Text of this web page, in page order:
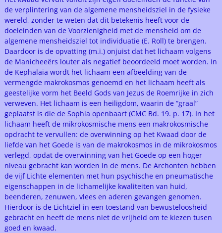
de verplintering van de algemene mensheidsziel in de fysieke
wereld, zonder te weten dat dit betekenis heeft voor de
doeleinden van de Voorzienigheid met de mensheid om de
algemene mensheidsziel tot individuatie (E. Roll) te brengen.
Daardoor is de opvatting (m.i.) onjuist dat het lichaam volgens
de Manicheeërs louter als negatief beoordeeld moet worden. In
de Kephalaia wordt het lichaam een afbeelding van de
vermengde makrokosmos genoemd en het lichaam heeft als
geestelijke vorm het Beeld Gods van Jezus de Roemrijke in zich
verweven. Het lichaam is een heiligdom, waarin de “graal”
geplaatst is die de Sophia openbaart (CMC Bd. 19. p. 17). In het
lichaam heeft de mikrokosmische mens een makrokosmische
opdracht te vervullen: de overwinning op het Kwaad door de
liefde van het Goede is van de makrokosmos in de mikrokosmos
verlegd, opdat de overwinning van het Goede op een hoger
niveau gebracht kan worden in de mens. De Archonten hebben
de vijf Lichte elementen met hun psychische en pneumatische
eigenschappen in de lichamelijke kwaliteiten van huid,
beenderen, zenuwen, vlees en aderen gevangen genomen.
Hierdoor is de Lichtziel in een toestand van bewusteloosheid
gebracht en heeft de mens niet de vrijheid om te kiezen tusen
goed en kwaad.